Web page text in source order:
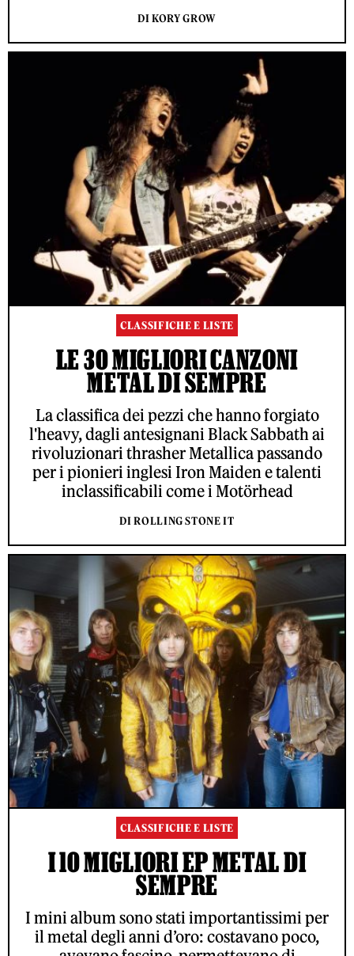
DI KORY GROW
CLASSIFICHE E LISTE
LE 30 MIGLIORI CANZONI
METAL DI SEMPRE
La classifica dei pezzi che hanno forgiato
l'heavy, dagli antesignani Black Sabbath ai
rivoluzionari thrasher Metallica passando
per i pionieri inglesi Iron Maiden e talenti
inclassificabili come i Motörhead
DI ROLLING STONE IT
CLASSIFICHE E LISTE
I 10 MIGLIORI EP METAL DI
SEMPRE
I mini album sono stati importantissimi per
il metal degli anni d’oro: costavano poco,